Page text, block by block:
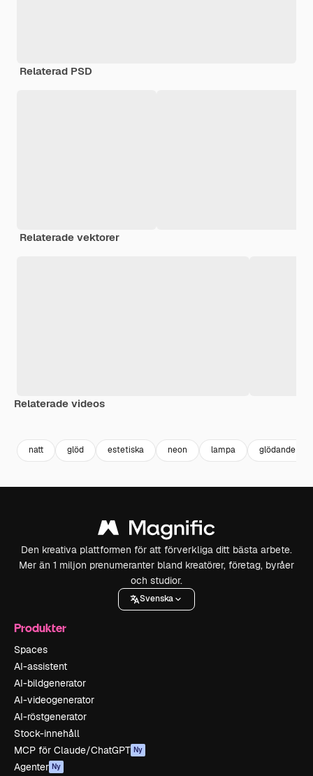
Relaterad PSD
Relaterade vektorer
Relaterade videos
natt glöd estetiska neon lampa glödande
Den kreativa plattformen för att förverkliga ditt bästa arbete.
Mer än 1 miljon prenumeranter bland kreatörer, företag, byråer
och studior.
Svenska
Produkter
Spaces
AI-assistent
AI-bildgenerator
AI-videogenerator
AI-röstgenerator
Stock-innehåll
MCP för Claude/ChatGPT Ny
Agenter Ny